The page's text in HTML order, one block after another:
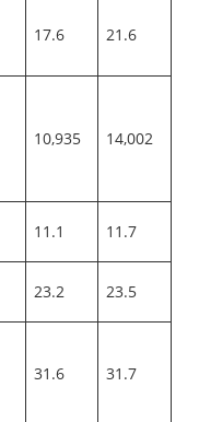
17.6 21.6
10,935 14,002
11.1 11.7
23.2 23.5
31.6 31.7